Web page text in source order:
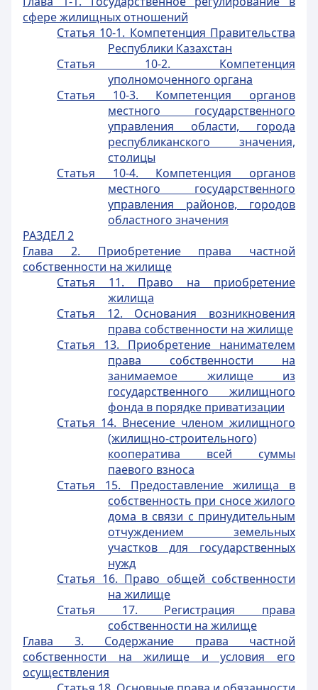
сфере жилищных отношений
Статья 10-1. Компетенция Правительства
Республики Казахстан
Статья 10-2. Компетенция
уполномоченного органа
Статья 10-3. Компетенция органов
местного государственного
управления области, города
республиканского значения,
столицы
Статья 10-4. Компетенция органов
местного государственного
управления районов, городов
областного значения
РАЗДЕЛ 2
Глава 2. Приобретение права частной
собственности на жилище
Статья 11. Право на приобретение
жилища
Статья 12. Основания возникновения
права собственности на жилище
Статья 13. Приобретение нанимателем
права собственности на
занимаемое жилище из
государственного жилищного
фонда в порядке приватизации
Статья 14. Внесение членом жилищного
(жилищно-строительного)
кооператива всей суммы
паевого взноса
Статья 15. Предоставление жилища в
собственность при сносе жилого
дома в связи с принудительным
отчуждением земельных
участков для государственных
нужд
Статья 16. Право общей собственности
на жилище
Статья 17. Регистрация права
собственности на жилище
Глава 3. Содержание права частной
собственности на жилище и условия его
осуществления